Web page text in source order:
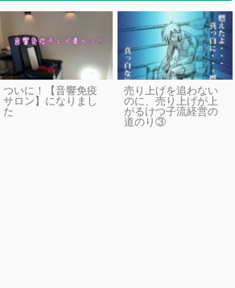
ついに！【音響免疫
サロン】になりまし
た
売り上げを追わない
のに、売り上げが上
がるけつ子流経営の
道のり③